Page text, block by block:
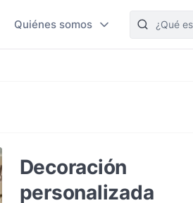
Quiénes somos
Decoración
personalizada